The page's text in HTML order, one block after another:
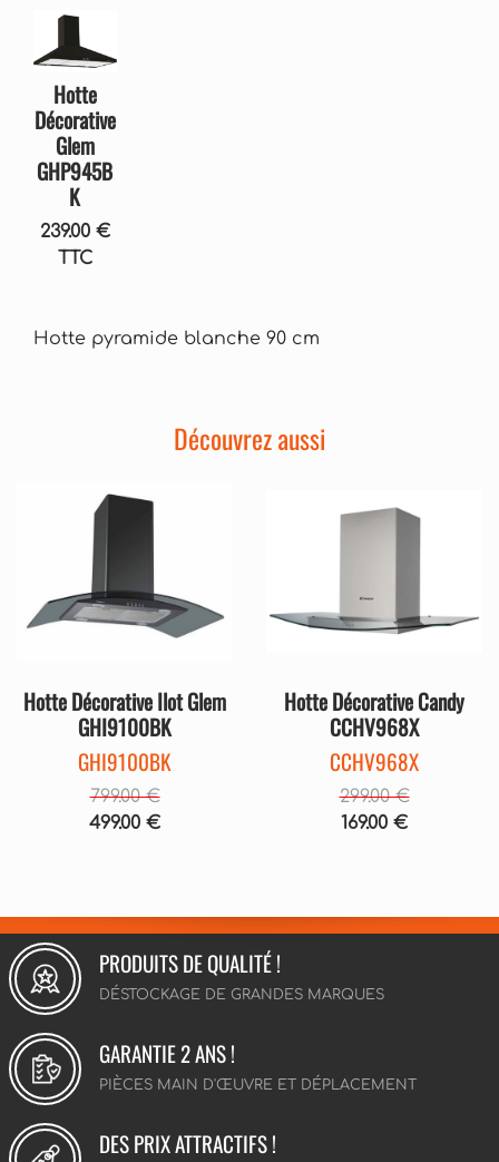
Hotte
Décorative
Glem
GHP945B
K
239.00 €
TTC
Hotte pyramide blanche 90 cm
Découvrez aussi
Précédent
Hotte Décorative Ilot Glem
GHI9100BK
GHI9100BK
799.00 €
499.00 €
Hotte Décorative Candy
CCHV968X
CCHV968X
299.00 €
169.00 €
PRODUITS DE QUALITÉ !
DÉSTOCKAGE DE GRANDES MARQUES
GARANTIE 2 ANS !
PIÈCES MAIN D'ŒUVRE ET DÉPLACEMENT
DES PRIX ATTRACTIFS !